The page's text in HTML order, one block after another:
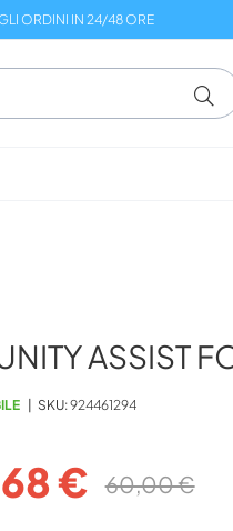
ORDINI IN 24/48 ORE
ASSIST
SKU 924461294
€ 60,00 €